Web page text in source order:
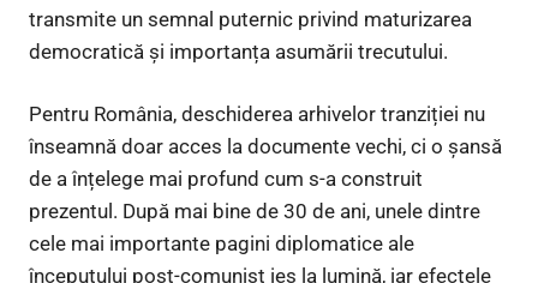
transmite un semnal puternic privind maturizarea
democratică și importanța asumării trecutului.
Pentru România, deschiderea arhivelor tranziției nu
înseamnă doar acces la documente vechi, ci o șansă
de a înțelege mai profund cum s-a construit
prezentul. După mai bine de 30 de ani, unele dintre
cele mai importante pagini diplomatice ale
începutului post-comunist ies la lumină, iar efectele